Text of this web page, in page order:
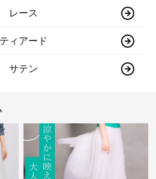
レース
ティアード
サテン